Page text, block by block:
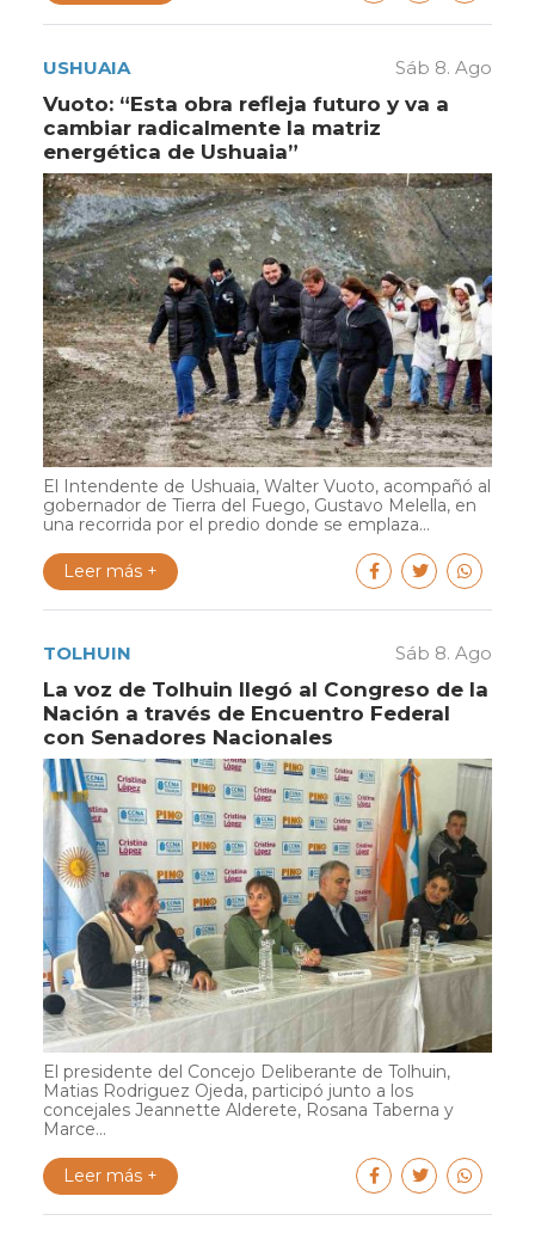
USHUAIA Sáb 8. Ago
Vuoto: “Esta obra refleja futuro y va a
cambiar radicalmente la matriz
energética de Ushuaia”
El Intendente de Ushuaia, Walter Vuoto, acompañó al
gobernador de Tierra del Fuego, Gustavo Melella, en
una recorrida por el predio donde se emplaza...
Leer más +
TOLHUIN Sáb 8. Ago
La voz de Tolhuin llegó al Congreso de la
Nación a través de Encuentro Federal
con Senadores Nacionales
El presidente del Concejo Deliberante de Tolhuin,
Matias Rodriguez Ojeda, participó junto a los
concejales Jeannette Alderete, Rosana Taberna y
Marce...
Leer más +